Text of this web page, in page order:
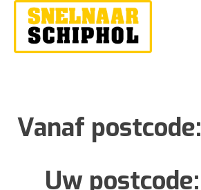
Vanaf postcode:
Uw postcode: